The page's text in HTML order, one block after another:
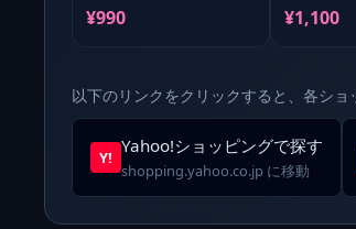
¥990 ¥1,100
以下のリンクをクリックすると、各シ
Y!
Yahoo!ショッピングで探す
shopping.yahoo.co.jp に移動